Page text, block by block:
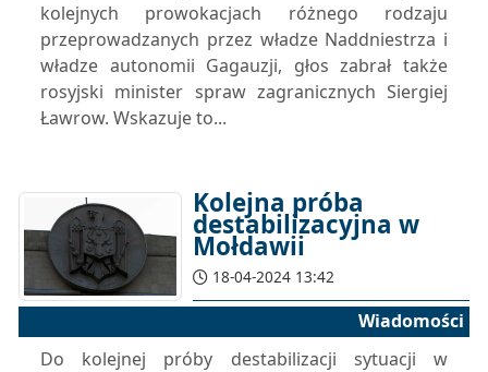
kolejnych prowokacjach różnego rodzaju
przeprowadzanych przez władze Naddniestrza i
władze autonomii Gagauzji, głos zabrał także
rosyjski minister spraw zagranicznych Siergiej
Ławrow. Wskazuje to...
Kolejna próba
destabilizacyjna w
Mołdawii
18-04-2024 13:42
Wiadomości
Do kolejnej próby destabilizacji sytuacji w